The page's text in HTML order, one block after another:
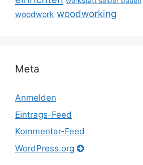
woodwork woodworking
Meta
Anmelden
Eintrags-Feed
Kommentar-Feed
WordPress.org